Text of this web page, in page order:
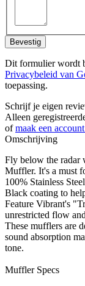
Bevestig
Dit formulier wordt
Privacybeleid van
toepassing.
Schrijf je eigen
Alleen
ofmaak een
Omschrijving
Fly below the
Muffler. It's a must
100% Stainless
Black coating to
Feature Vibrant's
unrestricted flow
These mufflers are
sound absorption
tone.
Muffler Specs